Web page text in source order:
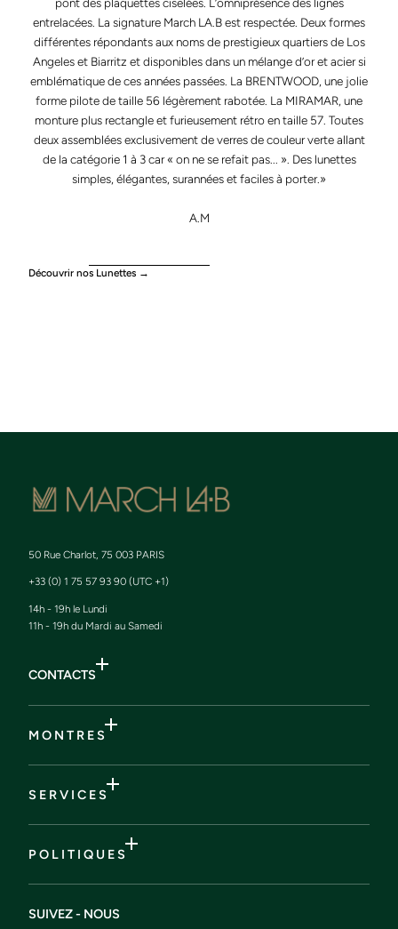
entrelacées. La signature March LA.B est respectée. Deux formes
différentes répondants aux noms de prestigieux quartiers de Los
Angeles et Biarritz et disponibles dans un mélange d’or et acier si
emblématique de ces années passées. La BRENTWOOD, une jolie
forme pilote de taille 56 légèrement rabotée. La MIRAMAR, une
monture plus rectangle et furieusement rétro en taille 57. Toutes
deux assemblées exclusivement de verres de couleur verte allant
de la catégorie 1 à 3 car « on ne se refait pas... ». Des lunettes
simples, élégantes, surannées et faciles à porter.»
A.M
Découvrir nos Lunettes →
50 Rue Charlot, 75 003 PARIS
+33 (0) 1 75 57 93 90 (UTC +1)
14h - 19h le Lundi
11h - 19h du Mardi au Samedi
CONTACTS
M O N T R E S
S E R V I C E S
P O L I T I Q U E S
SUIVEZ - NOUS